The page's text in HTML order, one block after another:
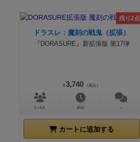
残り2点
ドラスレ：魔刻の戦鬼（拡張）
『DORASURE』新拡張版 第17弾
¥ 3,740 （税込）
1～5人 30分 －
カートに追加する